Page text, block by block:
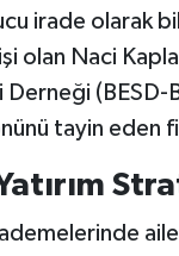
irade olarak
olan Naci
Derneği
tayin eden